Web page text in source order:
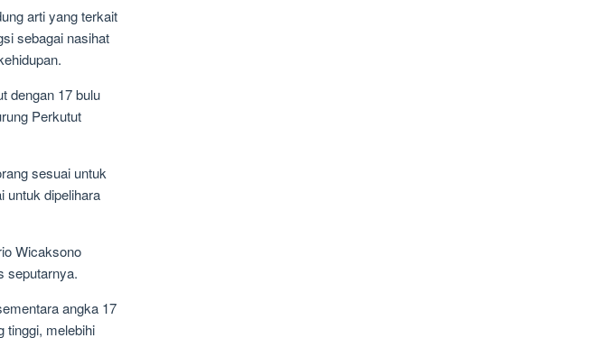
arti yang terkait
sebagai nasihat
dengan 17 bulu
Perkutut
sesuai untuk
untuk dipelihara
Wicaksono
seputarnya.
angka 17
tinggi, melebihi